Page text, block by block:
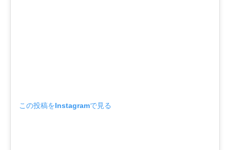
この投稿をInstagramで見る